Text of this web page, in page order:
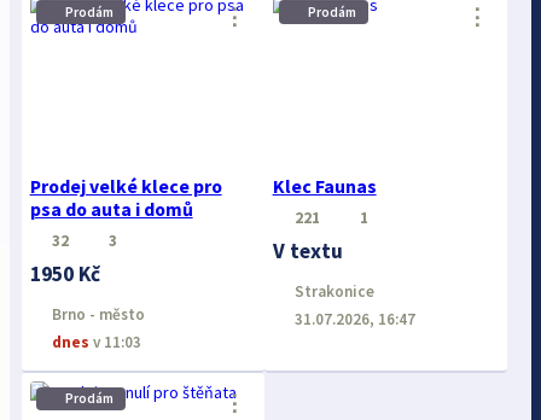
Prodám
Prodej velké klece pro
psa do auta i domů
⋮
32 3
1950 Kč
Brno - město
dnes v 11:03
Prodám
Klec Faunas
⋮
221 1
V textu
Strakonice
31.07.2026, 16:47
Prodám ⋮